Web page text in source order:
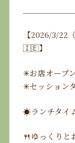
【2026/3/22
🇮🇪】
✳︎お店オープ
✳︎セッション
☀️ランチタイ
🍴ゆっくりと